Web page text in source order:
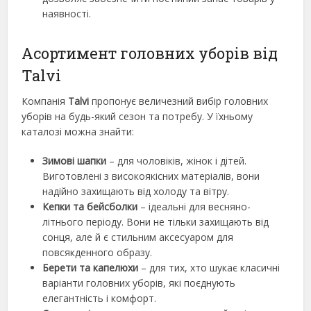
наявності.
Асортимент головних уборів від
Talvi
Компанія Talvi пропонує величезний вибір головних
уборів на будь-який сезон та потребу. У їхньому
каталозі можна знайти:
Зимові шапки – для чоловіків, жінок і дітей.
Виготовлені з високоякісних матеріалів, вони
надійно захищають від холоду та вітру.
Кепки та бейсболки – ідеальні для весняно-
літнього періоду. Вони не тільки захищають від
сонця, але й є стильним аксесуаром для
повсякденного образу.
Берети та капелюхи – для тих, хто шукає класичні
варіанти головних уборів, які поєднують
елегантність і комфорт.